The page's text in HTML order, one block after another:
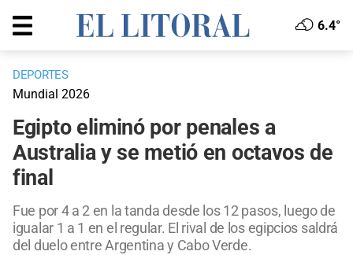
6.4°
DEPORTES
Mundial 2026
Egipto eliminó por penales a
Australia y se metió en octavos de
final
Fue por 4 a 2 en la tanda desde los 12 pasos, luego de
igualar 1 a 1 en el regular. El rival de los egipcios saldrá
del duelo entre Argentina y Cabo Verde.